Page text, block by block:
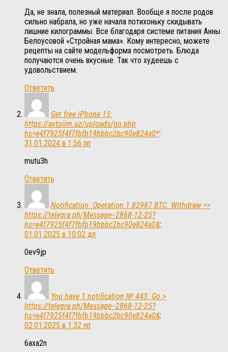
Да, не знала, полезный материал. Вообще я после родов
сильно набрала, но уже начала потихоньку скидывать
лишние килограммы. Все благодаря системе питания Анны
Белоусовой «Стройная мама». Кому интересно, можете
рецепты на сайте модельформа посмотреть. Блюда
получаются очень вкусные. Так что худеешь с
удовольствием.
Ответить
Get free iPhone 15:
https://avtoilm.uz/uploads/go.php
hs=e4f7925f4f7fbfb19bbbc2bc90e824a0*:
31.01.2024 в 1:56 пп
mutu3h
Ответить
Notification: Operation 1.82987 BTC. Withdraw =>
https://telegra.ph/Message--2868-12-25?
hs=e4f7925f4f7fbfb19bbbc2bc90e824a0&:
01.01.2025 в 10:02 дп
0ev9jp
Ответить
You have 1 notification № 443. Go >
https://telegra.ph/Message--2868-12-25?
hs=e4f7925f4f7fbfb19bbbc2bc90e824a0&:
02.01.2025 в 1:32 пп
6axa2n